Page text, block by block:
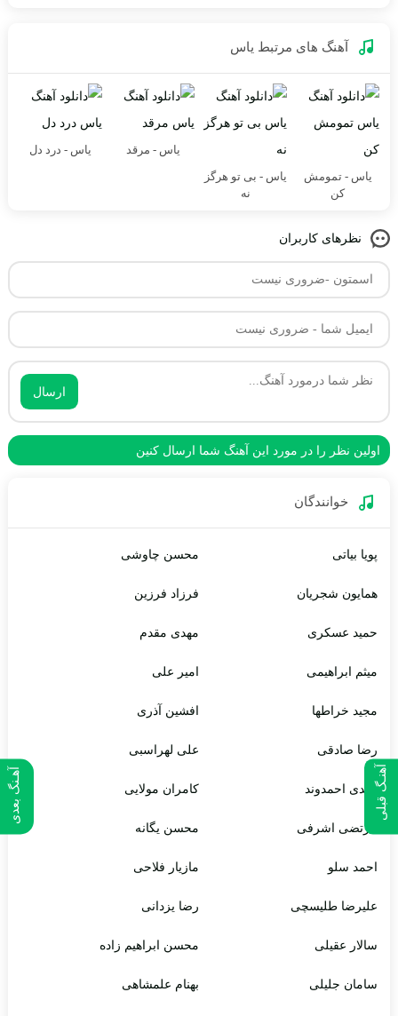
آهنـگ قبلی آهـنگ بعدی
آهنگ های مرتبط یاس
یاس - تمومش
کن
یاس - بی تو هرگز
نه
یاس - مرقد یاس - درد دل
نظرهای کاربران
ارسال
اولین نظر را در مورد این آهنگ شما ارسال کنین
خوانندگان
پویا بیاتی محسن چاوشی
همایون شجریان فرزاد فرزین
حمید عسکری مهدی مقدم
میثم ابراهیمی امیر علی
مجید خراطها افشین آذری
رضا صادقی علی لهراسبی
مهدی احمدوند کامران مولایی
مرتضی اشرفی محسن یگانه
احمد سلو مازیار فلاحی
علیرضا طلیسچی رضا یزدانی
سالار عقیلی محسن ابراهیم زاده
سامان جلیلی بهنام علمشاهی